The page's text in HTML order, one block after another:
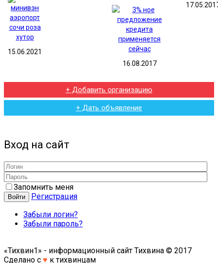
15.06.2021
16.08.2017
+ Добавить организацию
+ Дать объявление
Вход на сайт
Запомнить меня
Войти
Регистрация
Забыли логин?
Забыли пароль?
«Тихвин1» - информационный сайт Тихвина © 2017
Сделано с ♥ к тихвинцам